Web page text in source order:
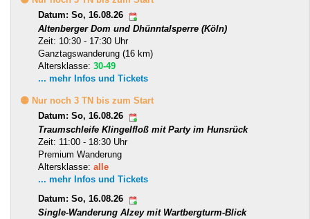
Datum: So, 16.08.26
Altenberger Dom und Dhünntalsperre (Köln)
Zeit: 10:30 - 17:30 Uhr
Ganztagswanderung (16 km)
Altersklasse: 30-49
... mehr Infos und Tickets
🟡 Nur noch 3 TN bis zum Start
Datum: So, 16.08.26
Traumschleife Klingelfloß mit Party im Hunsrück
Zeit: 11:00 - 18:30 Uhr
Premium Wanderung
Altersklasse: alle
... mehr Infos und Tickets
Datum: So, 16.08.26
Single-Wanderung Alzey mit Wartbergturm-Blick